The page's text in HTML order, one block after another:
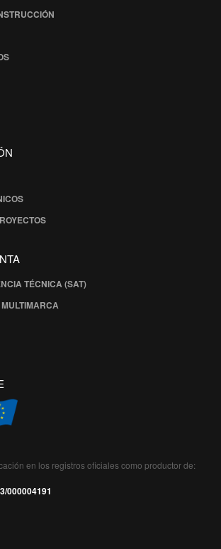
TÉCNICA (SAT)
en los registros oficiales como productor de:
000004191